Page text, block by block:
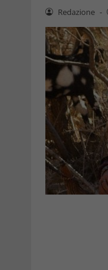
Redazione -